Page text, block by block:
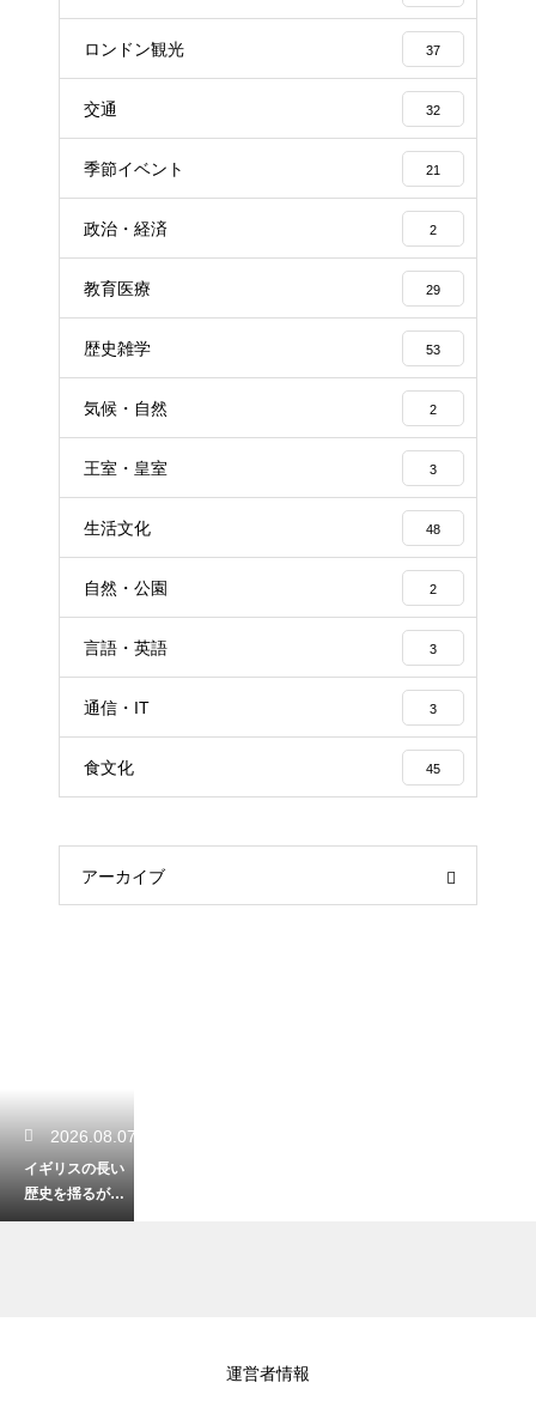
ロンドン観光 37
交通 32
季節イベント 21
政治・経済 2
教育医療 29
歴史雑学 53
気候・自然 2
王室・皇室 3
生活文化 48
自然・公園 2
言語・英語 3
通信・IT 3
食文化 45
アーカイブ
2026.08.07
イギリスの長い
歴史を揺るがし
た衝撃の大事
運営者情報